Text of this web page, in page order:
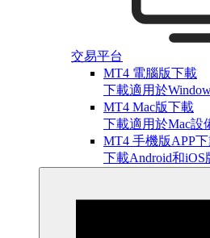
交易平台
MT4 電腦版下載
下載適用於
MT4 Mac版下載
下載適用於Mac設
MT4 手機版APP
下載Android和